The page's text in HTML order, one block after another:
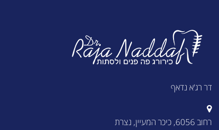
דר רג'א נדאף
רחוב 6056, כיכר המעיין, נצרת